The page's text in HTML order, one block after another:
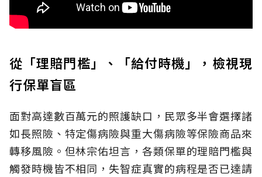
從「理賠門檻」、「給付時機」，檢視現
行保單盲區
面對高達數百萬元的照護缺口，民眾多半會選擇諸
如長照險、特定傷病險與重大傷病險等保險商品來
轉移風險。但林宗佑坦言，各類保單的理賠門檻與
觸發時機皆不相同，失智症真實的病程是否已達請